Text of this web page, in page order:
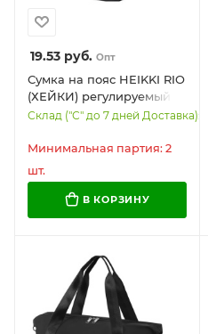
19.53 руб. Опт
Сумка на пояс HEIKKI RIO
(ХЕЙКИ) регулируемый
ремень, черная, 28х16х9
Склад ("С" до 7 дней Доставка):
Минимальная партия: 2
шт.
В КОРЗИНУ